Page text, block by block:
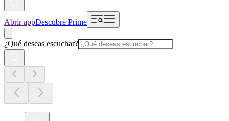
Abrir appDescubre Prime
¿Qué deseas escuchar?